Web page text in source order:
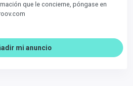
que le concierne, póngase en
mi anuncio